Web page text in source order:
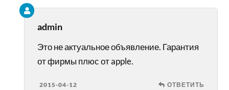
admin
Это не актуальное объявление. Гарантия
от фирмы плюс от apple.
2015-04-12 ОТВЕТИТЬ